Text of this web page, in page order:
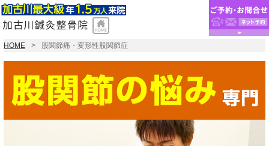
HOME 股関節痛・変形性股関節症